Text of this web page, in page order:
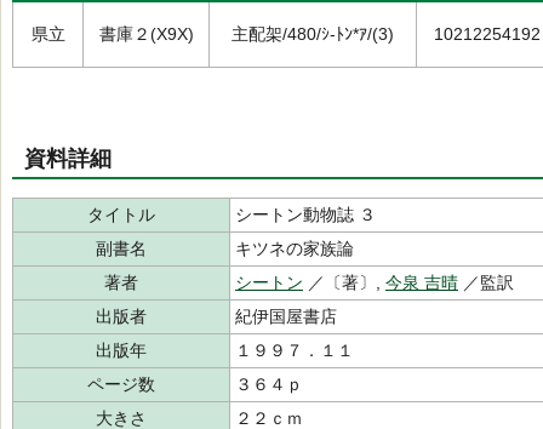
県立 書庫２(X9X) 主配架/480/ｼ-ﾄﾝ*ｱ/(3) 10212254192
資料詳細
タイトル
シートン動物誌 ３
副書名
キツネの家族論
著者
シートン ／〔著〕, 今泉 吉晴 ／監訳
出版者
紀伊国屋書店
出版年
１９９７．１１
ページ数
３６４ｐ
大きさ
２２ｃｍ